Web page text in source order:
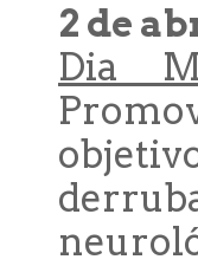
2 de
Dia